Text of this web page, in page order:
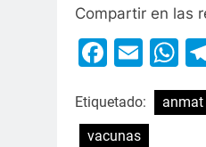
Compartir en las
Etiquetado: anmat
vacunas